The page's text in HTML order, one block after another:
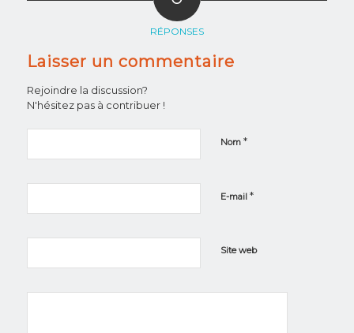
RÉPONSES
Laisser un commentaire
Rejoindre la discussion?
N'hésitez pas à contribuer !
Nom *
E-mail *
Site web